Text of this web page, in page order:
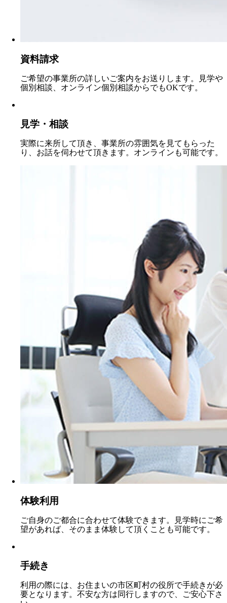
資料請求
ご希望の事業所の詳しいご案内をお送りします。見学や
個別相談、オンライン個別相談からでもOKです。
見学・相談
実際に来所して頂き、事業所の雰囲気を見てもらった
り、お話を伺わせて頂きます。オンラインも可能です。
体験利用
ご自身のご都合に合わせて体験できます。見学時にご希
望があれば、そのまま体験して頂くことも可能です。
手続き
利用の際には、お住まいの市区町村の役所で手続きが必
要となります。不安な方は同行しますので、ご安心下さ